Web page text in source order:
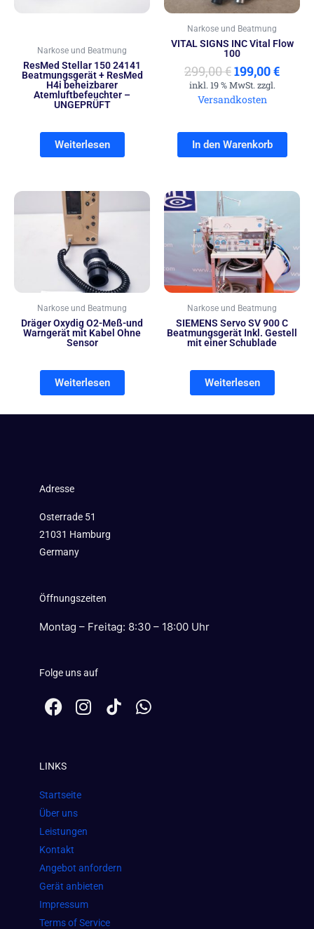
Narkose und Beatmung
ResMed Stellar 150 24141
Beatmungsgerät + ResMed
H4i beheizbarer
Atemluftbefeuchter –
UNGEPRÜFT
Weiterlesen
Narkose und Beatmung
VITAL SIGNS INC Vital Flow
100
299,00€199,00€
inkl. 19 % MwSt. zzgl.
Versandkosten
In den Warenkorb
Narkose und Beatmung
Dräger Oxydig O2-Meß-und
Warngerät mit Kabel Ohne
Sensor
Weiterlesen
Narkose und Beatmung
SIEMENS Servo SV 900 C
Beatmungsgerät Inkl. Gestell
mit einer Schublade
Weiterlesen
Adresse
Osterrade 51
21031 Hamburg
Germany
Öffnungszeiten
Montag – Freitag: 8:30 – 18:00 Uhr
Folge uns auf
F
a
b
o
o
k
I
n
m
W
h
LINKS
Startseite
Über uns
Leistungen
Kontakt
Angebot anfordern
Gerät anbieten
Impressum
Terms of Service